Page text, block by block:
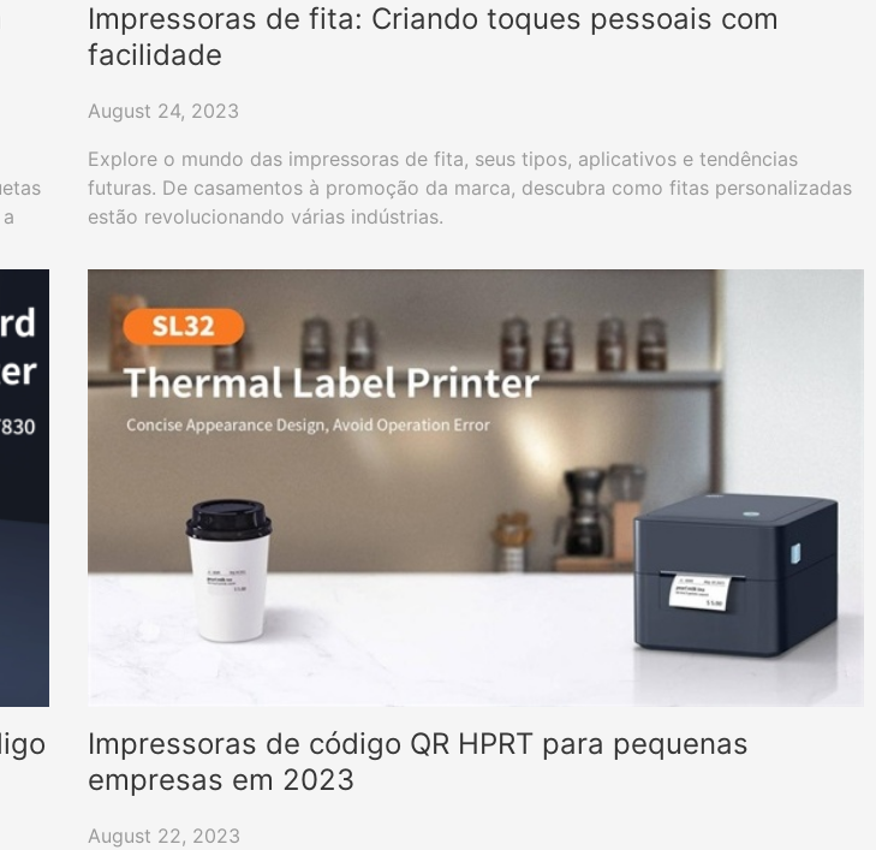
Impressoras de fita: Criando toques pessoais com
facilidade
August 24, 2023
Explore o mundo das impressoras de fita, seus tipos, aplicativos e tendências
futuras. De casamentos à promoção da marca, descubra como fitas personalizadas
estão revolucionando várias indústrias.
Impressoras de código QR HPRT para pequenas
empresas em 2023
August 22, 2023